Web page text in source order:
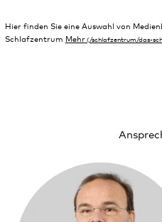
Hier finden Sie eine Auswahl von
Schlafzentrum Mehr